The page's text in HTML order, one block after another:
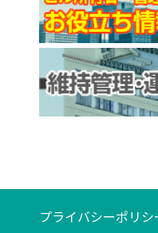
プライバシーポリシ